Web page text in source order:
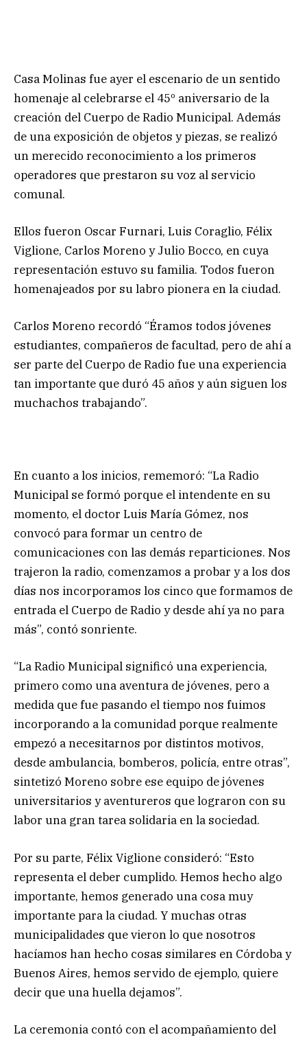
Casa Molinas fue ayer el escenario de un sentido
homenaje al celebrarse el 45º aniversario de la
creación del Cuerpo de Radio Municipal. Además
de una exposición de objetos y piezas, se realizó
un merecido reconocimiento a los primeros
operadores que prestaron su voz al servicio
comunal.
Ellos fueron Oscar Furnari, Luis Coraglio, Félix
Viglione, Carlos Moreno y Julio Bocco, en cuya
representación estuvo su familia. Todos fueron
homenajeados por su labro pionera en la ciudad.
Carlos Moreno recordó “Éramos todos jóvenes
estudiantes, compañeros de facultad, pero de ahí a
ser parte del Cuerpo de Radio fue una experiencia
tan importante que duró 45 años y aún siguen los
muchachos trabajando”.
En cuanto a los inicios, rememoró: “La Radio
Municipal se formó porque el intendente en su
momento, el doctor Luis María Gómez, nos
convocó para formar un centro de
comunicaciones con las demás reparticiones. Nos
trajeron la radio, comenzamos a probar y a los dos
días nos incorporamos los cinco que formamos de
entrada el Cuerpo de Radio y desde ahí ya no para
más”, contó sonriente.
“La Radio Municipal significó una experiencia,
primero como una aventura de jóvenes, pero a
medida que fue pasando el tiempo nos fuimos
incorporando a la comunidad porque realmente
empezó a necesitarnos por distintos motivos,
desde ambulancia, bomberos, policía, entre otras”,
sintetizó Moreno sobre ese equipo de jóvenes
universitarios y aventureros que lograron con su
labor una gran tarea solidaria en la sociedad.
Por su parte, Félix Viglione consideró: “Esto
representa el deber cumplido. Hemos hecho algo
importante, hemos generado una cosa muy
importante para la ciudad. Y muchas otras
municipalidades que vieron lo que nosotros
hacíamos han hecho cosas similares en Córdoba y
Buenos Aires, hemos servido de ejemplo, quiere
decir que una huella dejamos”.
La ceremonia contó con el acompañamiento del